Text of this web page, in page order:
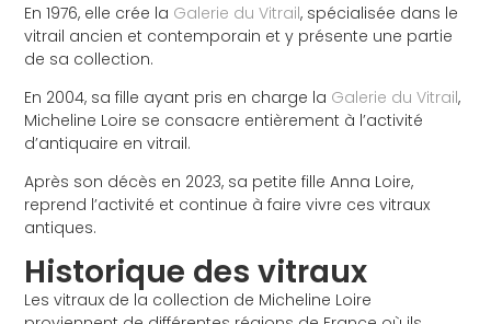
En 1976, elle crée la Galerie du Vitrail, spécialisée dans le
vitrail ancien et contemporain et y présente une partie
de sa collection.
En 2004, sa fille ayant pris en charge la Galerie du Vitrail,
Micheline Loire se consacre entièrement à l’activité
d’antiquaire en vitrail.
Après son décès en 2023, sa petite fille Anna Loire,
reprend l’activité et continue à faire vivre ces vitraux
antiques.
Historique des vitraux
Les vitraux de la collection de Micheline Loire